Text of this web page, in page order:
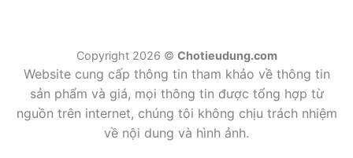
Đây là phân khúc của Dongcheng DJC23
(1500W). Máy xử lý được thép kết cấu từ 15mm
đến 50mm, đường kính khoan xoắn đến 23mm và
rút lõi đến 50mm. Phù hợp cho kỹ thuật viên công
Copyright 2026 © Chotieudung.com
Website cung cấp thông tin tham khảo về thông tin
sản phẩm và giá, mọi thông tin được tổng hợp từ
nguồn trên internet, chúng tôi không chịu trách nhiệm
về nội dung và hình ảnh.